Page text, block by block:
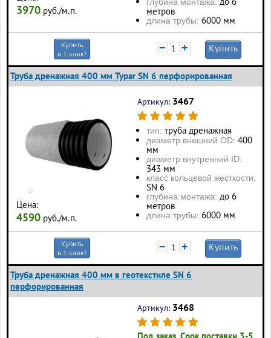
3970 руб./м.п.
метров
длина трубы: 6000 мм
Купить
в 1 клик!
− + Купить
Труба дренажная 400 мм Typar SN 6 перфорированная
Цена:
4590 руб./м.п.
Артикул: 3467
тип: труба дренажная
диаметр внешний OD: 400
мм
диаметр внутренний ID:
343 мм
класс кольцевой жесткости:
SN 6
глубина монтажа: до 6
метров
длина трубы: 6000 мм
Купить
в 1 клик!
− + Купить
Труба дренажная 400 мм в геотекстиле SN 6
перфорированная
Артикул: 3468
Под заказ. Срок поставки 3-5